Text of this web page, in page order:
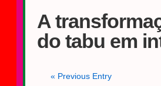
A
do tabu em
« Previous Entry